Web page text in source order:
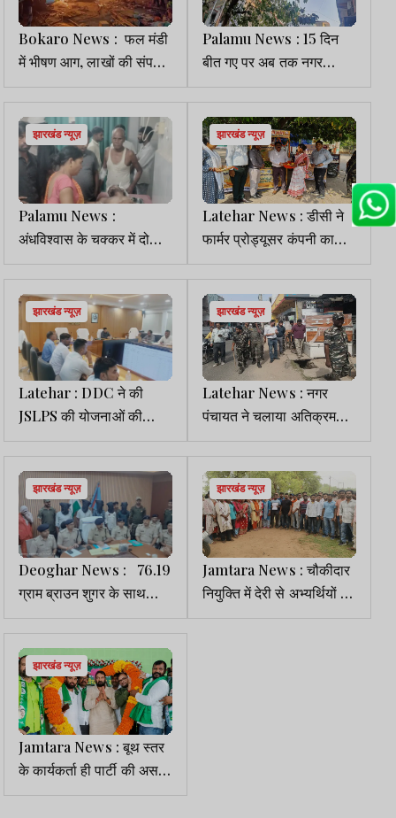
Bokaro News : फल मंडी
में भीषण आग, लाखों की संपत्ति
जलकर राख
Palamu News : 15 दिन
बीत गए पर अब तक नगर
आयुक्त की नहीं हुई नियुक्ति,
कई कार्य प्रभावित
झारखंड न्यूज़
Palamu News :
अंधविश्वास के चक्कर में दो
परिवारों में झगड़ा, जमकर चले
लाठी-डंडे, छह घायल
झारखंड न्यूज़
Latehar News : डीसी ने
फार्मर प्रोड्यूसर कंपनी का
किया उद्घाटन,आम बिक्री की
शुरुआत
झारखंड न्यूज़
Latehar : DDC ने की
JSLPS की योजनाओं की
समीक्षा, दिये कई दिशा-निर्देश
झारखंड न्यूज़
Latehar News : नगर
पंचायत ने चलाया अतिक्रमण
हटाओ अभियान
झारखंड न्यूज़
Deoghar News : 76.19
ग्राम ब्राउन शुगर के साथ
महिला समेत 6 तस्कर गिरफ्तार
झारखंड न्यूज़
Jamtara News : चौकीदार
नियुक्ति में देरी से अभ्यर्थियों में
आक्रोश, DC को सौंपा ज्ञापन
झारखंड न्यूज़
Jamtara News : बूथ स्तर
के कार्यकर्ता ही पार्टी की असली
ताकत, संगठन को और मजबूत